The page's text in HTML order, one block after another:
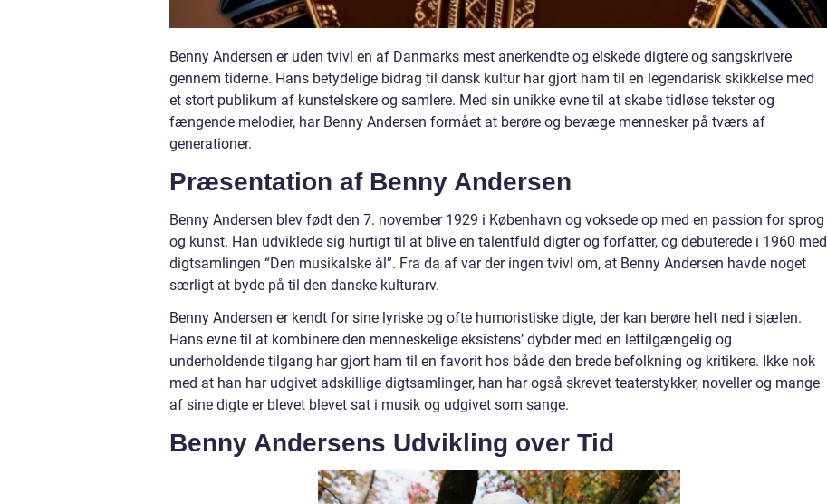
Benny Andersen er uden tvivl en af Danmarks mest anerkendte og elskede digtere og sangskrivere
gennem tiderne. Hans betydelige bidrag til dansk kultur har gjort ham til en legendarisk skikkelse med
et stort publikum af kunstelskere og samlere. Med sin unikke evne til at skabe tidløse tekster og
fængende melodier, har Benny Andersen formået at berøre og bevæge mennesker på tværs af
generationer.
Præsentation af Benny Andersen
Benny Andersen blev født den 7. november 1929 i København og voksede op med en passion for sprog
og kunst. Han udviklede sig hurtigt til at blive en talentfuld digter og forfatter, og debuterede i 1960 med
digtsamlingen “Den musikalske ål”. Fra da af var der ingen tvivl om, at Benny Andersen havde noget
særligt at byde på til den danske kulturarv.
Benny Andersen er kendt for sine lyriske og ofte humoristiske digte, der kan berøre helt ned i sjælen.
Hans evne til at kombinere den menneskelige eksistens’ dybder med en lettilgængelig og
underholdende tilgang har gjort ham til en favorit hos både den brede befolkning og kritikere. Ikke nok
med at han har udgivet adskillige digtsamlinger, han har også skrevet teaterstykker, noveller og mange
af sine digte er blevet blevet sat i musik og udgivet som sange.
Benny Andersens Udvikling over Tid